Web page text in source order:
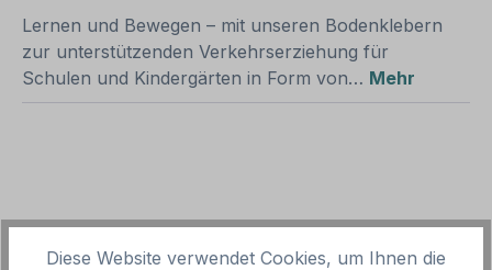
Lernen und Bewegen – mit unseren Bodenklebern
zur unterstützenden Verkehrserziehung für
Schulen und Kindergärten in Form von… Mehr
Produktgalerie überspringen
Zubehör
Diese Website verwendet Cookies, um Ihnen die